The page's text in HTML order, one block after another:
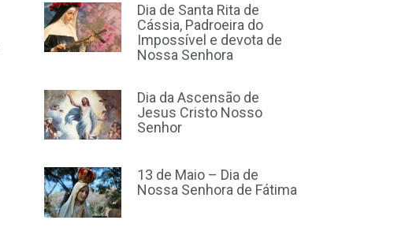
Dia de Santa Rita de
Cássia, Padroeira do
Impossível e devota de
Nossa Senhora
Dia da Ascensão de
Jesus Cristo Nosso
Senhor
13 de Maio – Dia de
Nossa Senhora de Fátima